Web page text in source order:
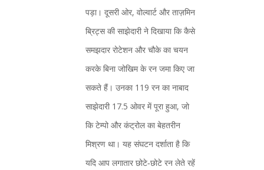
पड़ा। दूसरी ओर, वोल्वार्ट और ताज़मिन
ब्रिट्स की साझेदारी ने दिखाया कि कैसे
समझदार रोटेशन और चौके का चयन
करके बिना जोखिम के रन जमा किए जा
सकते हैं। उनका 119 रन का नाबाद
साझेदारी 17.5 ओवर में पूरा हुआ, जो
कि टेम्पो और कंट्रोल का बेहतरीन
मिश्रण था। यह संघटन दर्शाता है कि
यदि आप लगातार छोटे‑छोटे रन लेते रहें